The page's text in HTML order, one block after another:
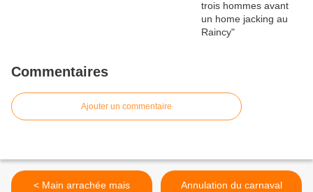
Commentaires
Ajouter un commentaire
< Main arrachée mais
Annulation du carnaval